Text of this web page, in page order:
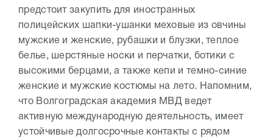
предстоит закупить для иностранных
полицейских шапки-ушанки меховые из овчины
мужские и женские, рубашки и блузки, теплое
белье, шерстяные носки и перчатки, ботики с
высокими берцами, а также кепи и темно-синие
женские и мужские костюмы на лето. Напомним,
что Волгоградская академия МВД ведет
активную международную деятельность, имеет
устойчивые долгосрочные контакты с рядом